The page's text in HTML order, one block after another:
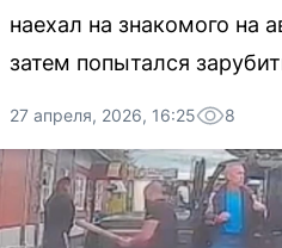
наехал на знакомого на
затем попытался
27 апреля, 2026, 16:25 8